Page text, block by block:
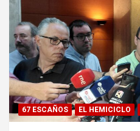
67 ESCAÑOS EL HEMICICLO